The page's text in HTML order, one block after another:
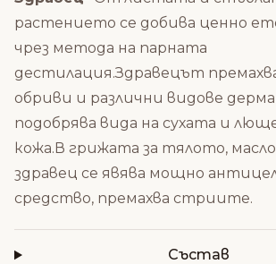
растението се добива ценно
чрез метода на парната
дестилация.Здравецът
обриви и различни видове
подобрява вида на сухата и
кожа.В грижата за тялото,
здравец се явява мощно
средство, премахва стриите.
Състав